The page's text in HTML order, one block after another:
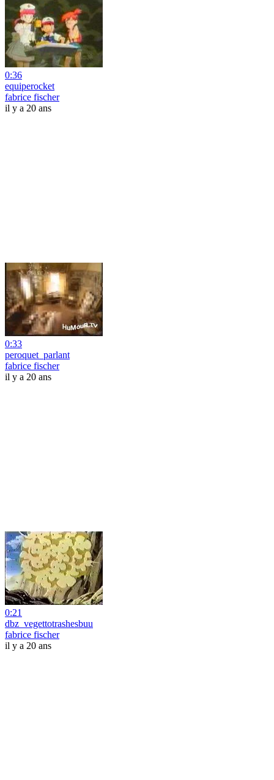
0:36
equiperocket
fabrice fischer
il y a 20 ans
0:33
peroquet_parlant
fabrice fischer
il y a 20 ans
0:21
dbz_vegettotrashesbuu
fabrice fischer
il y a 20 ans